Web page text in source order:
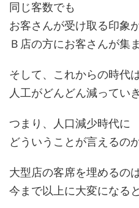
同じ客数でも
お客さんが受け取る印象
Ｂ店の方にお客さんが集
そして、これからの時代
人工がどんどん減ってい
つまり、人口減少時代に
どういうことが言えるの
大型店の客席を埋めるの
今まで以上に大変になる